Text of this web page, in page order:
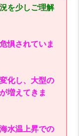
を少しご理解
惧されていま
化し、大型の
増えてきま
水温上昇での